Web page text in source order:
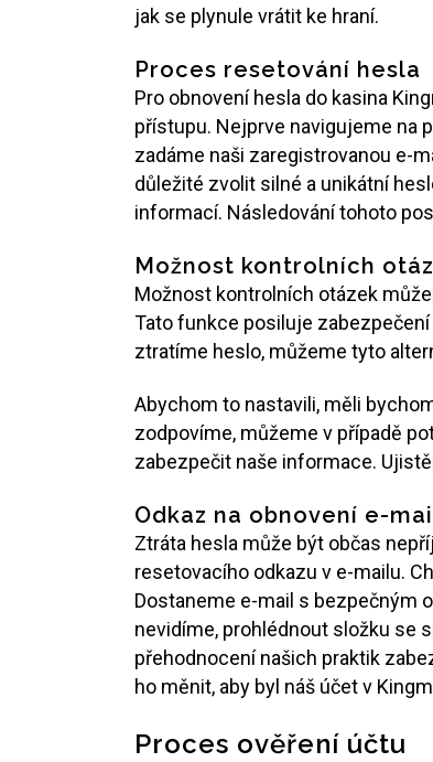
jak se plynule vrátit ke hraní.
Proces resetování hesla
Pro obnovení hesla do kasina
přístupu. Nejprve navigujeme na
zadáme naši zaregistrovanou e-
důležité zvolit silné a unikátní
informací. Následování tohoto
Možnost kontrolních
Možnost kontrolních otázek
Tato funkce posiluje
ztratíme heslo, můžeme tyto
Abychom to nastavili, měli
zodpovíme, můžeme v případě
zabezpečit naše informace.
Odkaz na obnovení e-
Ztráta hesla může být občas
resetovacího odkazu v e-mailu.
Dostaneme e-mail s bezpečným
nevidíme, prohlédnout složku se
přehodnocení našich praktik
ho měnit, aby byl náš účet v
Proces ověření účtu